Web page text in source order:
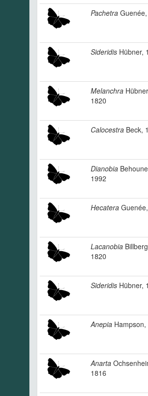
Pachetra
Sideridis Hübner,
Melanchra
1820
Calocestra Beck,
Dianobia
1992
Hecatera
Lacanobia
1820
Sideridis Hübner,
Anepia Hampson,
Anarta
1816